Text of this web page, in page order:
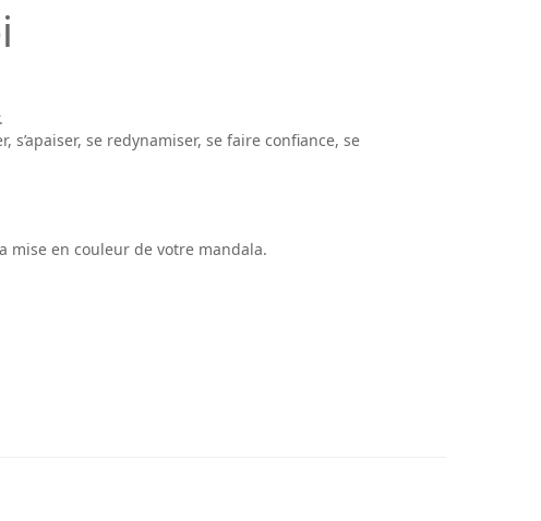
se redynamiser, se faire confiance, se
mise en couleur de votre mandala.